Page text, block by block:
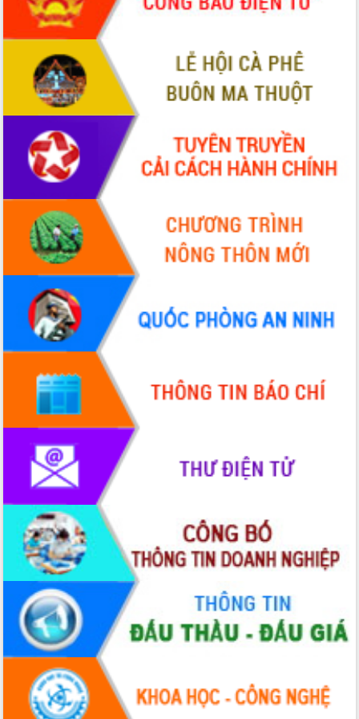
sầu riêng tại Đắk Lắk
Trình diễn nghệ thuật chế biến các
món ăn từ sầu riêng
Đắk Lắk công bố Quy hoạch và xúc
tiến đầu tư tỉnh
Ngành cá ngừ Đắk Lắk chủ động thích
ứng để giữ vững thị trường xuất khẩu
Diễn đàn Kinh tế tư nhân Việt Nam đột
phá cơ chế - Hợp tác công tư
Đề án 06 tạo bước ngoặt đột phá trong
cải cách hành chính tỉnh Đắk Lắk
Kết nối tour, đẩy mạnh chuyển đổi số
để phát triển du lịch Đắk Lắk
Khởi động Dự án Đầu tư xây dựng hạ
tầng kỹ thuật Cụm công nghiệp Tân
Tiến
Gặp mặt các cơ quan báo chí nhân Kỷ
niệm 101 năm Ngày Báo chí Cách
mạng Việt Nam
Đắk Lắk sơ kết 4 năm triển khai thực
hiện Đề án 06 của Chính phủ
Họp báo thông tin về Hội nghị Công bố
Quy hoạch và Xúc tiến đầu tư tỉnh Đắk
Khơi thông điểm nghẽn, đẩy nhanh
giải ngân vốn khắc phục thiên tai
HĐND tỉnh thông qua điều chỉnh Quy
hoạch tỉnh thời kỳ 2021-2030
Hội thảo góp ý hồ sơ điều chỉnh quy
hoạch tỉnh Đắk Lắk thời kỳ 2021-2030,
tầm nhìn đến năm 2050
Nâng cao hiệu quả hoạt động của các
doanh nghiệp nhà nước
Hội nghị triển khai kết nối mạng
truyền số liệu chuyên dùng phục vụ cơ
quan Đảng, Nhà nước
Lễ phát động chuỗi hoạt động chung
tay làm sạch môi trường
Xã Ea Kar bước chuyển mình trong
công tác cải cách hành chính mô hình
mới